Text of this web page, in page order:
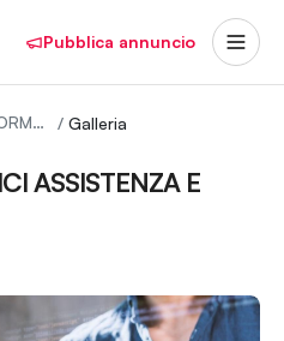
Pubblica annuncio
SERVIZI INFORMATICI ASSISTENZA E CONSULENZA / Galleria
ASSISTENZA E